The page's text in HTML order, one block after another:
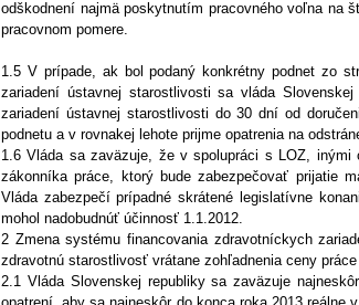
odškodnení najmä poskytnutím pracovného voľna na
pracovnom pomere.
1.5 V prípade, ak bol podaný konkrétny podnet zo
zariadení ústavnej starostlivosti sa vláda
zariadení ústavnej starostlivosti do 30 dní od
podnetu a v rovnakej lehote prijme opatrenia na
1.6 Vláda sa zaväzuje, že v spolupráci s LOZ, inými
zákonníka práce, ktorý bude zabezpečovať prijatie
Vláda zabezpečí prípadné skrátené legislatívne
mohol nadobudnúť účinnosť 1.1.2012.
2 Zmena systému financovania zdravotníckych
zdravotnú starostlivosť vrátane zohľadnenia ceny
2.1 Vláda Slovenskej republiky sa zaväzuje